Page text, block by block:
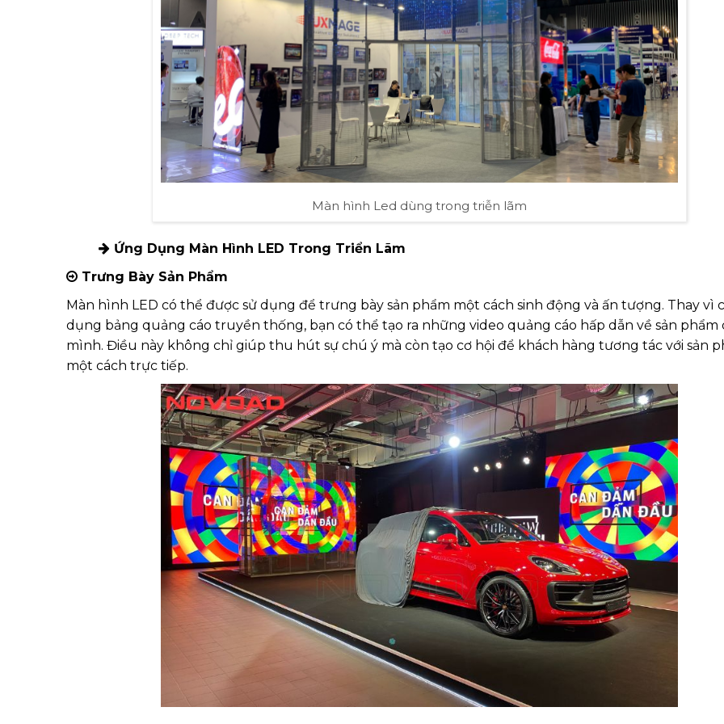
Màn hình Led dùng trong triễn lãm
Ứng Dụng Màn Hình LED Trong Triển Lãm
Trưng Bày Sản Phẩm
Màn hình LED có thể được sử dụng để trưng bày sản phẩm một cách sinh động và ấn tượng. Thay vì
dụng bảng quảng cáo truyền thống, bạn có thể tạo ra những video quảng cáo hấp dẫn về sản phẩm
mình. Điều này không chỉ giúp thu hút sự chú ý mà còn tạo cơ hội để khách hàng tương tác với sản
một cách trực tiếp.